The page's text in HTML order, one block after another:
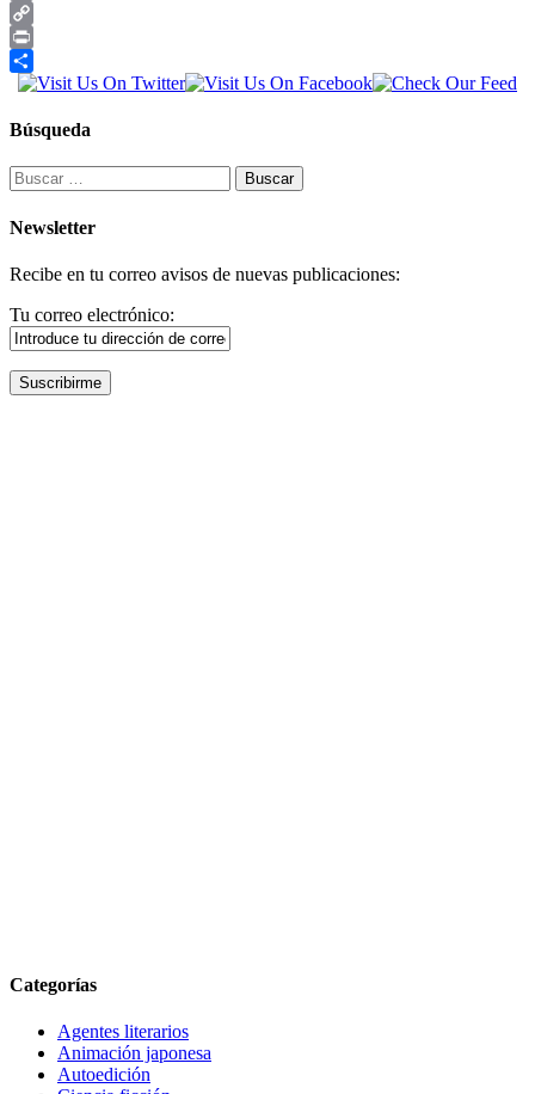
Email
Copy
Link
Print
Compartir
Búsqueda
Buscar:
Newsletter
Recibe en tu correo avisos de nuevas publicaciones:
Tu correo electrónico:
Categorías
Agentes literarios
Animación japonesa
Autoedición